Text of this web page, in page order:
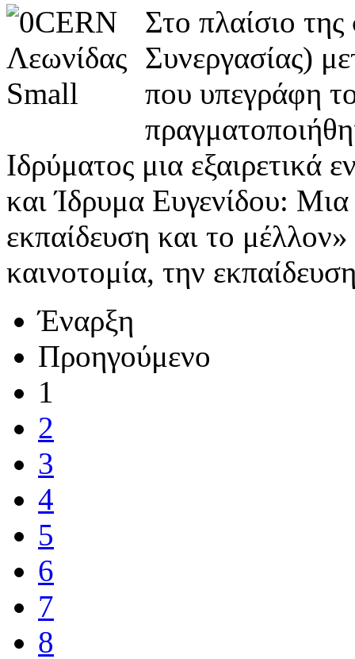
Στο πλαίσιο
Συνεργασίας)
που υπεγράφη
Ιδρύματος μια εξαιρετικά
και Ίδρυμα Ευγενίδου:
εκπαίδευση και το
καινοτομία, την
Έναρξη
Προηγούμενο
1
2
3
4
5
6
7
8